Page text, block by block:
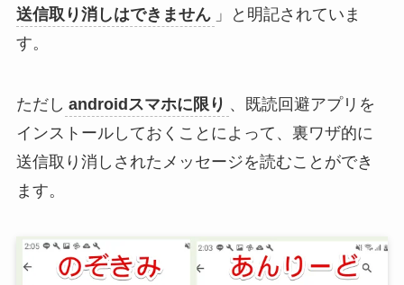
送信取り消しはできません 」と明記されていま
す。
ただし androidスマホに限り 、既読回避アプリを
インストールしておくことによって、裏ワザ的に
送信取り消しされたメッセージを読むことができ
ます。